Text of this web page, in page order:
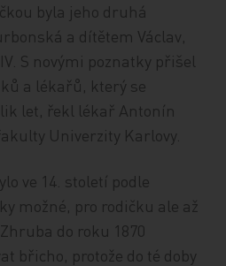
byla jeho druhá
a dítětem Václav,
S novými poznatky přišel
a lékařů, který se
let, řekl lékař Antonín
Univerzity Karlovy.
ve 14. století podle
možné, pro rodičku ale až
do roku 1870
břicho, protože do té doby